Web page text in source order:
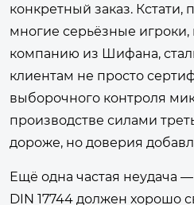
конкретный заказ. Кстати,
многие серьёзные
компанию из Шифана,
клиентам не просто
выборочного контроля
производстве силами
дороже, но доверия
Ещё одна частая неудача
DIN 17744 должен хорошо